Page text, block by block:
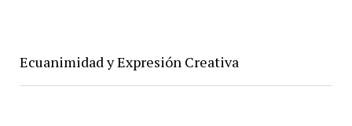
Ecuanimidad y Expresión Creativa